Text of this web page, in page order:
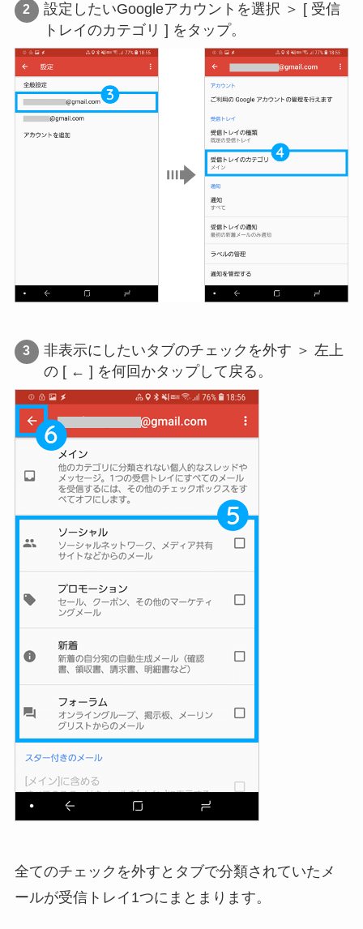
設定したいGoogleアカウントを選択 ＞ [ 受信
トレイのカテゴリ ] をタップ。
非表示にしたいタブのチェックを外す ＞ 左上
の [ ← ] を何回かタップして戻る。
全てのチェックを外すとタブで分類されていたメ
ールが受信トレイ1つにまとまります。